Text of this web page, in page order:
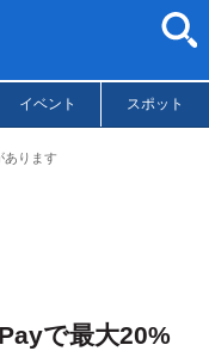
イベント スポット
あります
で最大20%